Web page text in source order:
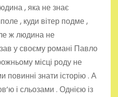
, яка не знає
, куди вітер подме ,
ж людина не
у своєму романі Павло
місці роду не
знати історію . А
і сльозами . Однією із